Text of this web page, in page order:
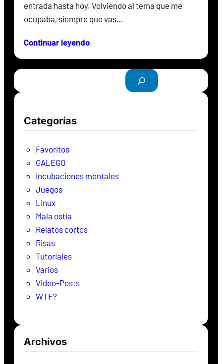
entrada hasta hoy. Volviendo al tema que me
ocupaba, siempre que vas…
Continuar leyendo
B
u
s
Categorías
Favoritos
GALEGO
Incubaciones mentales
Juegos
Linux
Mala ostia
Relatos cortos
Risas
Tutoriales
Varios
Video-Posts
WTF?
Archivos